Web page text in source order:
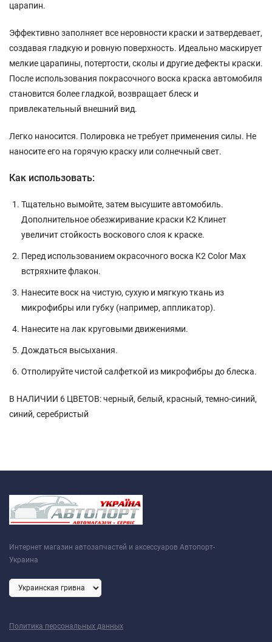
царапин.
Эффективно заполняет все неровности краски и затвердевает,
создавая гладкую и ровную поверхность. Идеально маскирует
мелкие царапины, потертости, сколы и другие дефекты краски.
После использования покрасочного воска краска автомобиля
становится более гладкой, возвращает блеск и
привлекательный внешний вид.
Легко наносится. Полировка не требует применения силы. Не
наносите его на горячую краску или солнечный свет.
Как использовать:
Тщательно вымойте, затем высушите автомобиль.
Дополнительное обезжиривание краски К2 Клинет
увеличит стойкость воскового слоя к краске.
Перед использованием окрасочного воска K2 Color Max
встряхните флакон.
Нанесите воск на чистую, сухую и мягкую ткань из
микрофибры или губку (например, аппликатор).
Нанесите на лак круговыми движениями.
Дождаться высыхания.
Отполируйте чистой салфеткой из микрофибры до блеска.
В НАЛИЧИИ 6 ЦВЕТОВ: черный, белый, красный, темно-синий,
синий, серебристый
Интернет магазин автозапчастей и аксессуаров Автопорт-
Украина
Политика персональных данных